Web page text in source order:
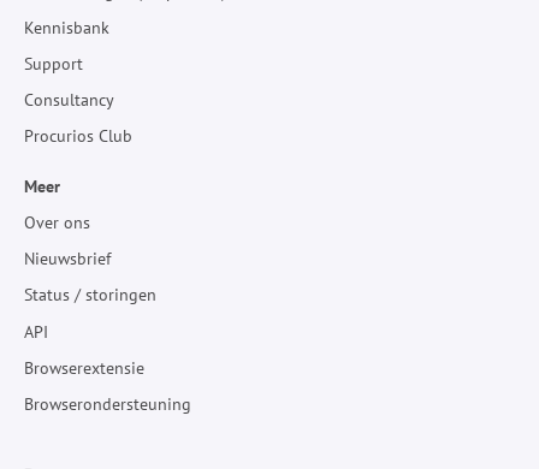
Kennisbank
Support
Consultancy
Procurios Club
Meer
Over ons
Nieuwsbrief
Status / storingen
API
Browserextensie
Browserondersteuning